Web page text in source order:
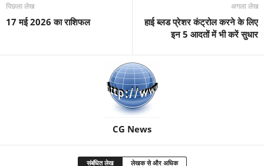
पिछला लेख
17 मई 2026 का राशिफल
अगला लेख
हाई ब्लड प्रेशर कंट्रोल करने के लिए
इन 5 आदतों में भी करें सुधार
CG News
संबंधित लेख लेखक से और अधिक